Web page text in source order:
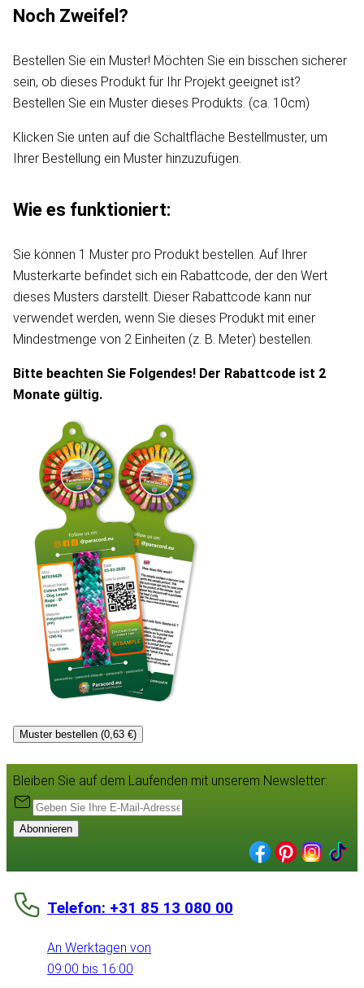
Noch Zweifel?
Bestellen Sie ein Muster! Möchten Sie ein bisschen sicherer
sein, ob dieses Produkt für Ihr Projekt geeignet ist?
Bestellen Sie ein Muster dieses Produkts. (ca. 10cm)
Klicken Sie unten auf die Schaltfläche Bestellmuster, um
Ihrer Bestellung ein Muster hinzuzufügen.
Wie es funktioniert:
Sie können 1 Muster pro Produkt bestellen. Auf Ihrer
Musterkarte befindet sich ein Rabattcode, der den Wert
dieses Musters darstellt. Dieser Rabattcode kann nur
verwendet werden, wenn Sie dieses Produkt mit einer
Mindestmenge von 2 Einheiten (z. B. Meter) bestellen.
Bitte beachten Sie Folgendes! Der Rabattcode ist 2
Monate gültig.
Muster bestellen (0,63 €)
Bleiben Sie auf dem Laufenden mit unserem Newsletter:
Abonnieren
Telefon: +31 85 13 080 00
An Werktagen von
09:00 bis 16:00